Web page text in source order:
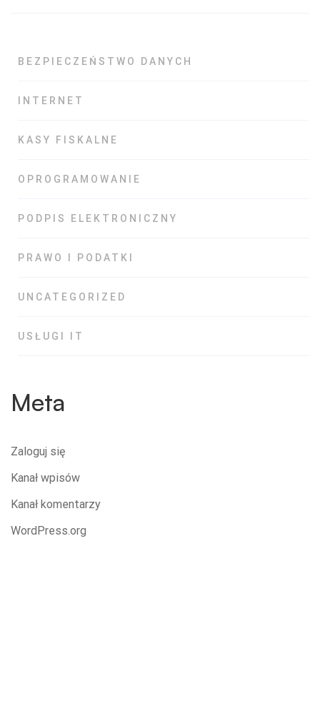
BEZPIECZEŃSTWO DANYCH
INTERNET
KASY FISKALNE
OPROGRAMOWANIE
PODPIS ELEKTRONICZNY
PRAWO I PODATKI
UNCATEGORIZED
USŁUGI IT
Meta
Zaloguj się
Kanał wpisów
Kanał komentarzy
WordPress.org